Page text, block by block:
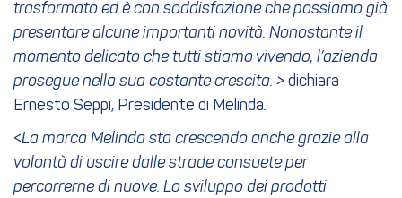
trasformato ed è con soddisfazione che possiamo già
presentare alcune importanti novità. Nonostante il
momento delicato che tutti stiamo vivendo, l’azienda
prosegue nella sua costante crescita. > dichiara
Ernesto Seppi, Presidente di Melinda.
<La marca Melinda sta crescendo anche grazie alla
volontà di uscire dalle strade consuete per
percorrerne di nuove. Lo sviluppo dei prodotti